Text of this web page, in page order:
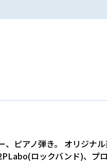
ピアノ弾き。 オリジナ
ロックバンド)、プ